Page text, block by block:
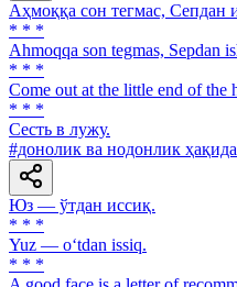
Аҳмоққа сон тегмас, Сепдан
* * *
Ahmoqqa son tegmas, Sepdan
* * *
Come out at the little end of the
* * *
Сесть в лужу.
#донолик ва нодонлик ҳақида
Юз — ўтдан иссиқ.
* * *
Yuz — o‘tdan issiq.
* * *